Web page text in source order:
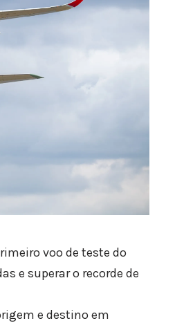
voo de teste do
e superar o recorde de
e destino em